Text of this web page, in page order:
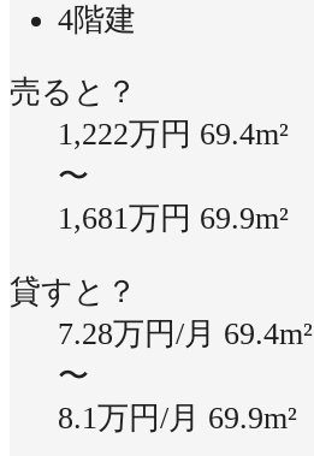
4階建
売ると？
1,222万円 69.4m²
〜
1,681万円 69.9m²
貸すと？
7.28万円/月 69.4m²
〜
8.1万円/月 69.9m²